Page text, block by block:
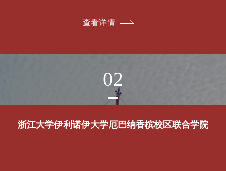
查看详情
02
浙江大学伊利诺伊大学厄巴纳香槟校区联合学院